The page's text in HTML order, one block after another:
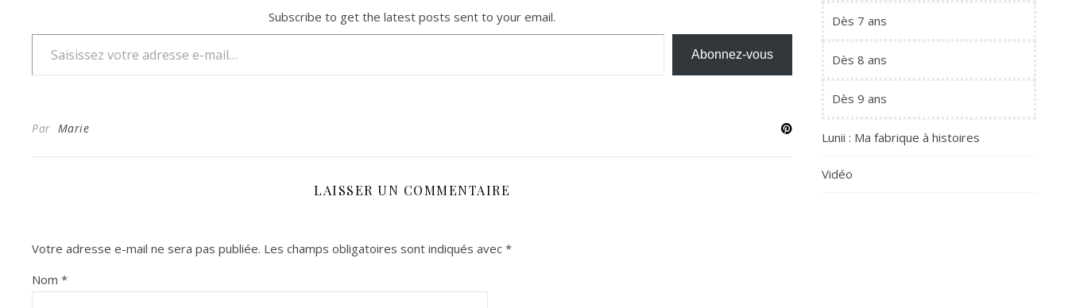
Subscribe to get the latest posts sent to your email.
Saisissez votre adresse e-mail…
Abonnez-vous
Par Marie
LAISSER UN COMMENTAIRE
Votre adresse e-mail ne sera pas publiée. Les champs obligatoires sont indiqués avec *
Nom *
Dès 7 ans
Dès 8 ans
Dès 9 ans
Lunii : Ma fabrique à histoires
Vidéo